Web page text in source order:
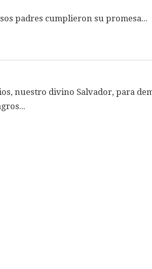
padres cumplieron su promesa...
nuestro divino Salvador, para